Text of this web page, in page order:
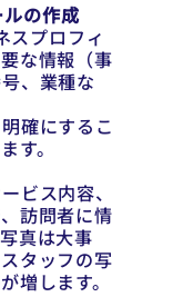
の作成
スプロフィ
な情報（事
、業種な
確にするこ
す。
ビス内容、
訪問者に情
真は大事
タッフの写
増します。